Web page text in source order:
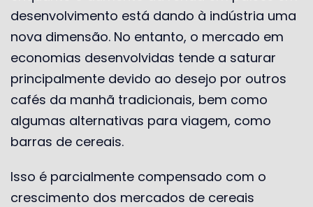
desenvolvimento está dando à indústria uma
nova dimensão. No entanto, o mercado em
economias desenvolvidas tende a saturar
principalmente devido ao desejo por outros
cafés da manhã tradicionais, bem como
algumas alternativas para viagem, como
barras de cereais.
Isso é parcialmente compensado com o
crescimento dos mercados de cereais